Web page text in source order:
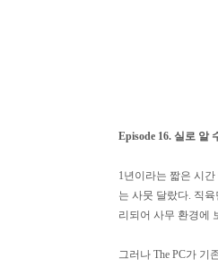
Episode 16. 실로 알
1년이라는 짧은 시
는 사뭇 달랐다. 직
리되어 사무 환경에
그러나 The PC가